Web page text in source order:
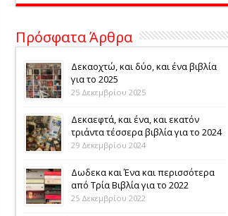
Πρόσφατα Άρθρα
Δεκαοχτώ, και δύο, και ένα βιβλία
για το 2025
25 Δεκεμβρίου 2025
Δεκαεφτά, και ένα, και εκατόν
τριάντα τέσσερα βιβλία για το 2024
29 Δεκεμβρίου 2024
Δωδεκα και Ένα και περισσότερα
από Τρία Βιβλία για το 2022
25 Δεκεμβρίου 2022